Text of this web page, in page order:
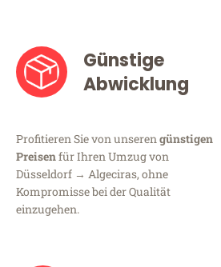
Günstige
Abwicklung
Profitieren Sie von unserengünstigen
Preisenfür Ihren Umzug von
Düsseldorf → Algeciras, ohne
Kompromisse bei der Qualität
einzugehen.